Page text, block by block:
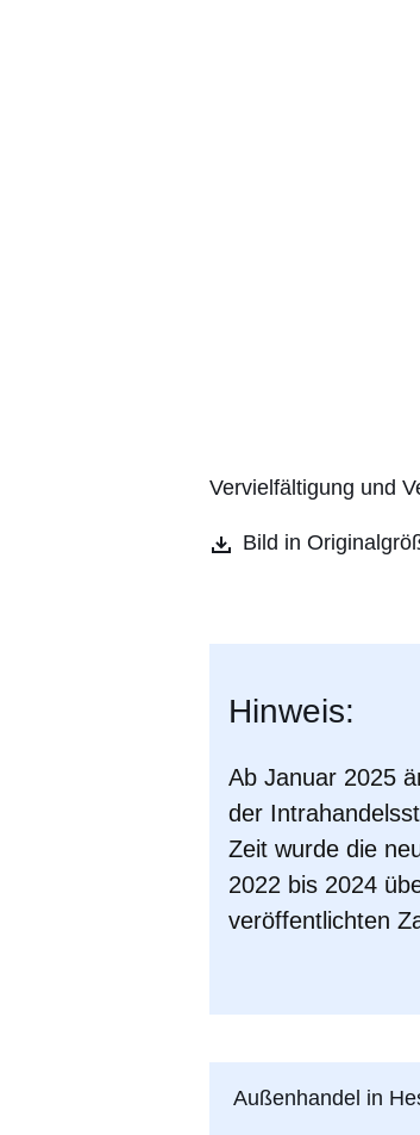
Vervielfältigung und
Bild in
Hinweis:
Ab Januar 2025
der
Zeit wurde die
2022 bis 2024
veröffentlichten
Außenhandel in